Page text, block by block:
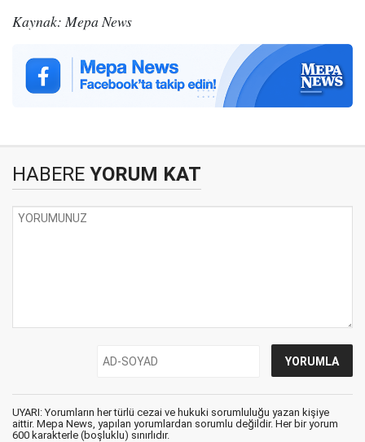
Kaynak: Mepa News
HABERE YORUM KAT
UYARI: Yorumların her türlü cezai ve hukuki sorumluluğu yazan kişiye
aittir. Mepa News, yapılan yorumlardan sorumlu değildir. Her bir yorum
600 karakterle (boşluklu) sınırlıdır.